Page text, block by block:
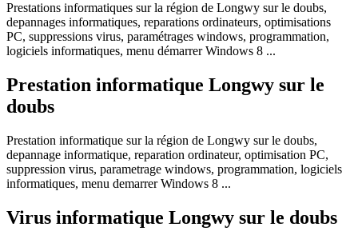
Prestations informatiques sur la région de Longwy sur le doubs,
depannages informatiques, reparations ordinateurs, optimisations
PC, suppressions virus, paramétrages windows, programmation,
logiciels informatiques, menu démarrer Windows 8 ...
Prestation informatique Longwy sur le
doubs
Prestation informatique sur la région de Longwy sur le doubs,
depannage informatique, reparation ordinateur, optimisation PC,
suppression virus, parametrage windows, programmation, logiciels
informatiques, menu demarrer Windows 8 ...
Virus informatique Longwy sur le doubs